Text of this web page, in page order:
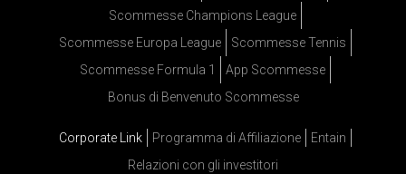
Scommesse Champions League
Scommesse Europa League
Scommesse Tennis
Scommesse Formula 1
App Scommesse
Bonus di Benvenuto Scommesse
Corporate Link Programma di Affiliazione
Entain
Relazioni con gli investitori